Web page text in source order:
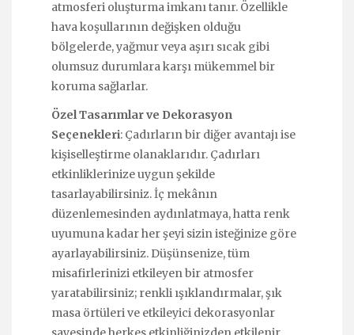
atmosferi oluşturma imkanı tanır. Özellikle
hava koşullarının değişken olduğu
bölgelerde, yağmur veya aşırı sıcak gibi
olumsuz durumlara karşı mükemmel bir
koruma sağlarlar.
Özel Tasarımlar ve Dekorasyon
Seçenekleri: Çadırların bir diğer avantajı ise
kişiselleştirme olanaklarıdır. Çadırları
etkinliklerinize uygun şekilde
tasarlayabilirsiniz. İç mekânın
düzenlemesinden aydınlatmaya, hatta renk
uyumuna kadar her şeyi sizin isteğinize göre
ayarlayabilirsiniz. Düşünsenize, tüm
misafirlerinizi etkileyen bir atmosfer
yaratabilirsiniz; renkli ışıklandırmalar, şık
masa örtüleri ve etkileyici dekorasyonlar